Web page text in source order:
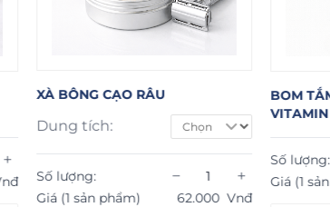
RÂU
−
62.000 Vnđ
BOM TẮM BỒN THẢO MỘC
VITAMIN
Số lượng: −
Giá (1 sản phẩm) 65.000